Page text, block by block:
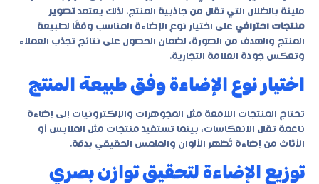
مليئة بالظلال التي تقلل من جاذبية المنتج. لذلك يعتمد تصوير
منتجات احترافي على اختيار نوع الإضاءة المناسب وفقًا لطبيعة
المنتج والهدف من الصورة، لضمان الحصول على نتائج تجذب العملاء
وتعكس جودة العلامة التجارية.
اختيار نوع الإضاءة وفق طبيعة المنتج
تحتاج المنتجات اللامعة مثل المجوهرات والإلكترونيات إلى إضاءة
ناعمة تقلل الانعكاسات، بينما تستفيد منتجات مثل الملابس أو
الأثاث من إضاءة تُظهر الألوان والملمس الحقيقي بدقة.
توزيع الإضاءة لتحقيق توازن بصري